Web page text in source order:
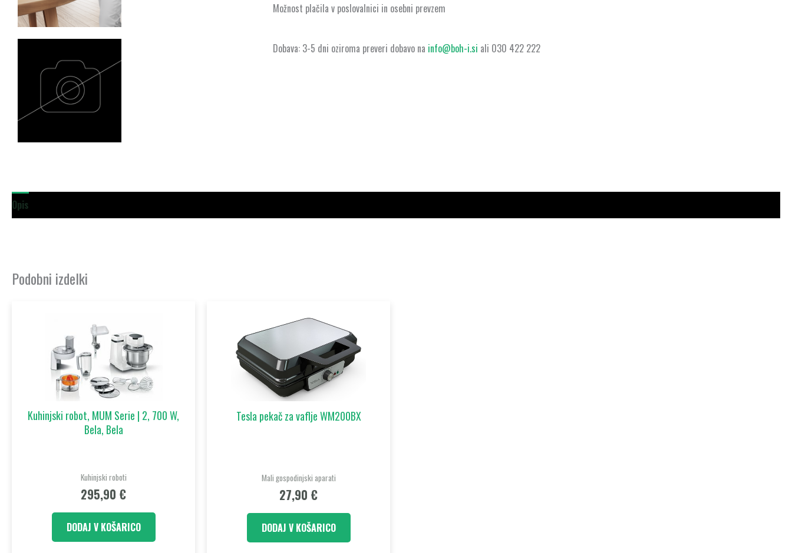
Možnost plačila v poslovalnici in osebni prevzem
Dobava: 3-5 dni oziroma preveri dobavo na info@boh-i.si ali 030 422 222
Opis
Podobni izdelki
Kuhinjski robot, MUM Serie | 2, 700 W,
Bela, Bela
Kuhinjski roboti
295,90 €
DODAJ V KOŠARICO
Tesla pekač za vaflje WM200BX
Mali gospodinjski aparati
27,90 €
DODAJ V KOŠARICO